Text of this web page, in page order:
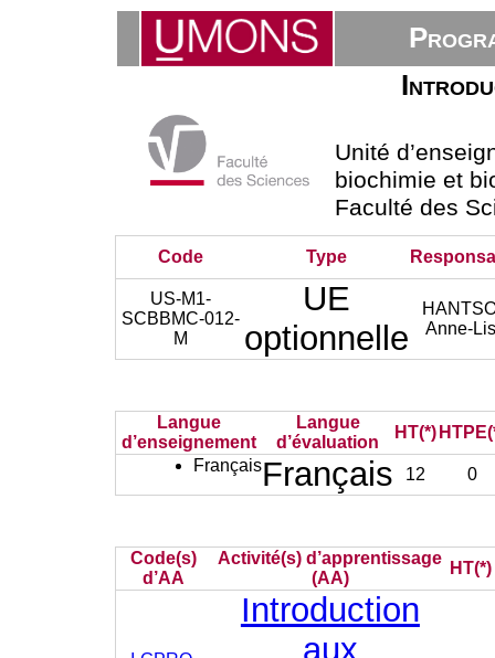
Unité
biochimie et
Faculté des
Code Type
US-M1-
SCBBMC-012-
M
UE
optionnelle
Anne-
Langue
d’enseignement
Langue
d’évaluation
HT(*)
FrançaisFrançais 12 0
Code(s)
d’AA
Activité(s) d’apprentissage
(AA)
HT(*)
Introduction
aux